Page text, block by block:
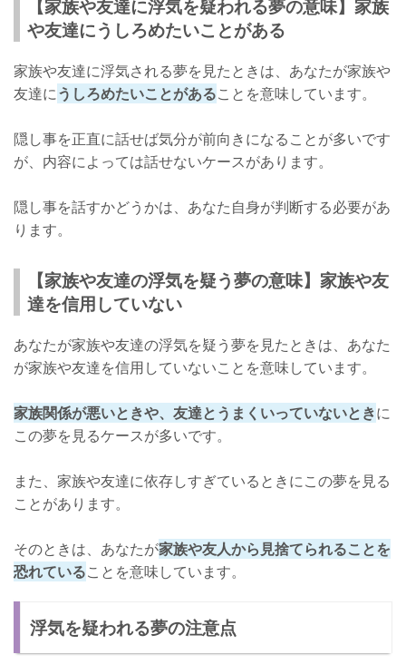
【家族や友達に浮気を疑われる夢の意味】家族
や友達にうしろめたいことがある
家族や友達に浮気される夢を見たときは、あなたが家族や
友達にうしろめたいことがあることを意味しています。
隠し事を正直に話せば気分が前向きになることが多いです
が、内容によっては話せないケースがあります。
隠し事を話すかどうかは、あなた自身が判断する必要があ
ります。
【家族や友達の浮気を疑う夢の意味】家族や友
達を信用していない
あなたが家族や友達の浮気を疑う夢を見たときは、あなた
が家族や友達を信用していないことを意味しています。
家族関係が悪いときや、友達とうまくいっていないときに
この夢を見るケースが多いです。
また、家族や友達に依存しすぎているときにこの夢を見る
ことがあります。
そのときは、あなたが家族や友人から見捨てられることを
恐れていることを意味しています。
浮気を疑われる夢の注意点